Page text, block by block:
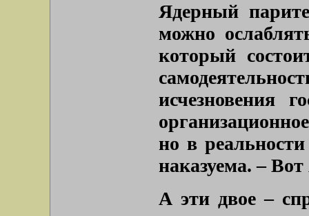
Ядерный
можно
который
исчезновения
но в
наказуема. –
А эти двое –